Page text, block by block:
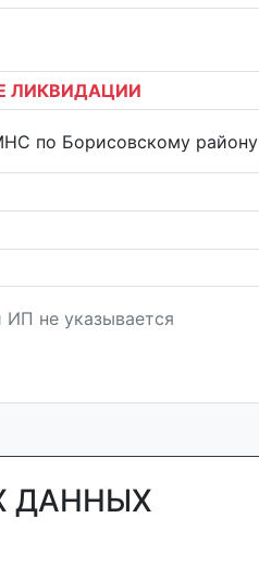
ЛИКВИДАЦИИ
по Борисовскому району
не указывается
ДАННЫХ